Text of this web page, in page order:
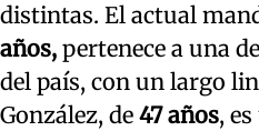
distintas. El actual
años, pertenece a una
del país, con un largo
González, de 47 años,